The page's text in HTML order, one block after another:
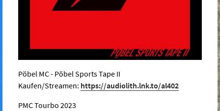
Pöbel MC - Pöbel Sports Tape II
Kaufen/Streamen: https://audiolith.lnk.to/al402
PMC Tourbo 2023